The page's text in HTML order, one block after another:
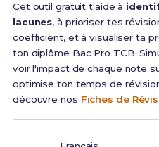
Cet outil gratuit t'aide à
lacunes, à prioriser tes
coefficient, et à visualiser ta
ton diplôme Bac Pro TCB.
voir l'impact de chaque note
optimise ton temps de
découvre nos Fiches de